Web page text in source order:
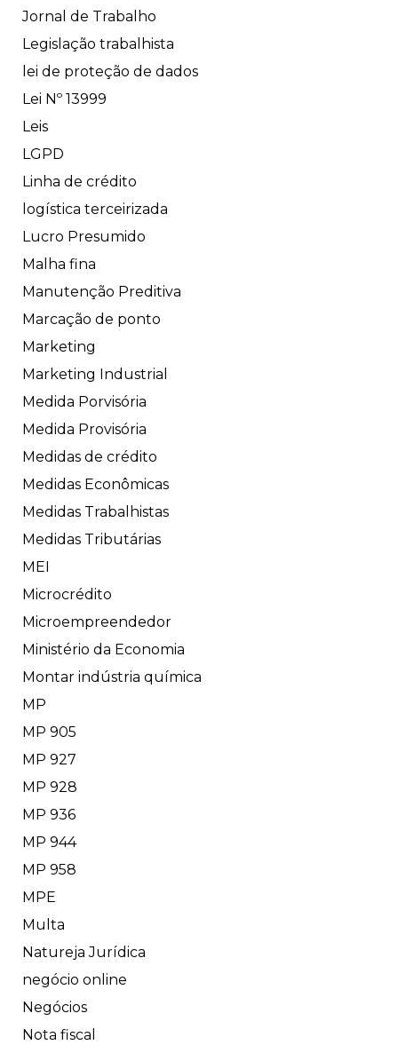
Jornal de Trabalho
Legislação trabalhista
lei de proteção de dados
Lei Nº 13999
Leis
LGPD
Linha de crédito
logística terceirizada
Lucro Presumido
Malha fina
Manutenção Preditiva
Marcação de ponto
Marketing
Marketing Industrial
Medida Porvisória
Medida Provisória
Medidas de crédito
Medidas Econômicas
Medidas Trabalhistas
Medidas Tributárias
MEI
Microcrédito
Microempreendedor
Ministério da Economia
Montar indústria química
MP
MP 905
MP 927
MP 928
MP 936
MP 944
MP 958
MPE
Multa
Natureja Jurídica
negócio online
Negócios
Nota fiscal